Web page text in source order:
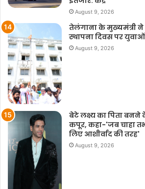
August 9, 2026
तेलंगाना के मुख्यमंत्री
स्थापना दिवस पर युवाओं
August 9, 2026
बेटे लक्ष्य का पिता
कपूर, कहा-'जब चाहा
लिए आशीर्वाद की तरह'
August 9, 2026